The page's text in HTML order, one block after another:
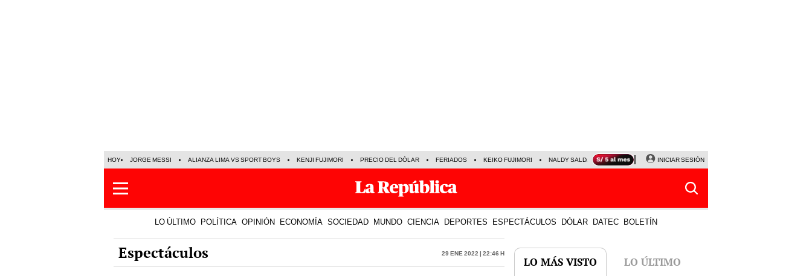
HOY JORGE MESSI ALIANZA LIMA VS SPORT BOYS KENJI FUJIMORI PRECIO DEL DÓLAR FERIADOS KEIKO FUJIMORI NALDY SALDAÑA JAVIER MILEI PARTIDOS DE HOY
INICIAR SESIÓN
LO ÚLTIMO POLÍTICA OPINIÓN ECONOMÍA SOCIEDAD MUNDO CIENCIA DEPORTES ESPECTÁCULOS DÓLAR DATEC BOLETÍN
Espectáculos 29 Ene 2022 | 22:46 h
LO MÁS VISTO LO ÚLTIMO